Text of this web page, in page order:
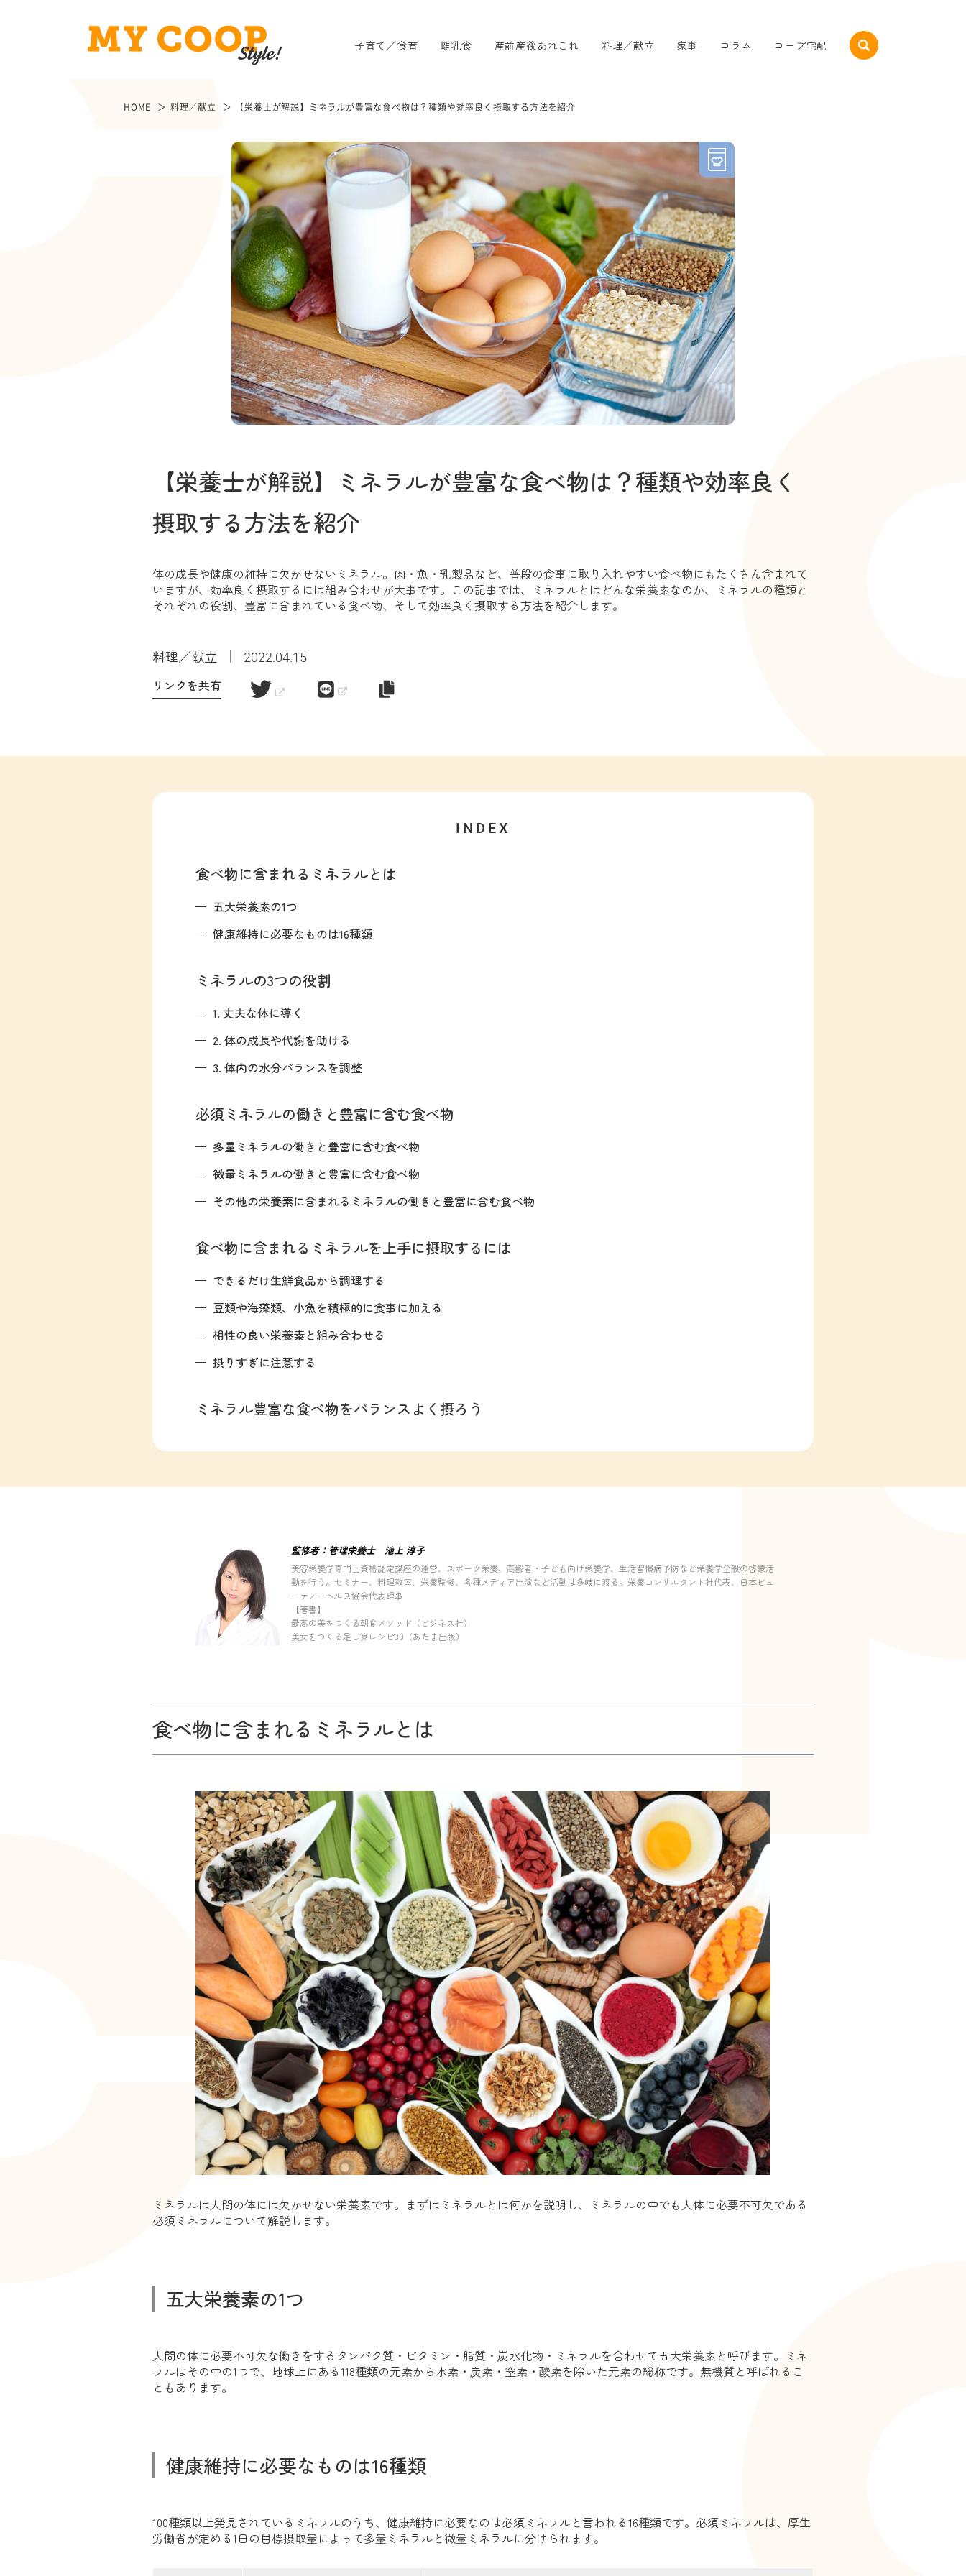
子育て／食育 離乳食 産前産後あれこれ 料理／献立 家事 コラム コープ宅配
HOME 料理／献立 【栄養士が解説】ミネラルが豊富な食べ物は？種類や効率良く摂取する方法を紹介
【栄養士が解説】ミネラルが豊富な食べ物は？種類や効率良く
摂取する方法を紹介
体の成長や健康の維持に欠かせないミネラル。肉・魚・乳製品など、普段の食事に取り入れやすい食べ物にもたくさん含まれて
いますが、効率良く摂取するには組み合わせが大事です。この記事では、ミネラルとはどんな栄養素なのか、ミネラルの種類と
それぞれの役割、豊富に含まれている食べ物、そして効率良く摂取する方法を紹介します。
料理／献立 2022.04.15
リンクを共有
INDEX
食べ物に含まれるミネラルとは
五大栄養素の1つ
健康維持に必要なものは16種類
ミネラルの3つの役割
1. 丈夫な体に導く
2. 体の成長や代謝を助ける
3. 体内の水分バランスを調整
必須ミネラルの働きと豊富に含む食べ物
多量ミネラルの働きと豊富に含む食べ物
微量ミネラルの働きと豊富に含む食べ物
その他の栄養素に含まれるミネラルの働きと豊富に含む食べ物
食べ物に含まれるミネラルを上手に摂取するには
できるだけ生鮮食品から調理する
豆類や海藻類、小魚を積極的に食事に加える
相性の良い栄養素と組み合わせる
摂りすぎに注意する
ミネラル豊富な食べ物をバランスよく摂ろう
監修者：管理栄養士 池上 淳子
美容栄養学専門士資格認定講座の運営、スポーツ栄養、高齢者・子ども向け栄養学、生活習慣病予防など栄養学全般の啓蒙活
動を行う。セミナー、料理教室、栄養監修、各種メディア出演など活動は多岐に渡る。栄養コンサルタント社代表、日本ビュ
ーティーヘルス協会代表理事
【著書】
最高の美をつくる朝食メソッド（ビジネス社）
美女をつくる足し算レシピ30（あたま出版）
食べ物に含まれるミネラルとは
ミネラルは人間の体には欠かせない栄養素です。まずはミネラルとは何かを説明し、ミネラルの中でも人体に必要不可欠である
必須ミネラルについて解説します。
五大栄養素の1つ
人間の体に必要不可欠な働きをするタンパク質・ビタミン・脂質・炭水化物・ミネラルを合わせて五大栄養素と呼びます。ミネ
ラルはその中の1つで、地球上にある118種類の元素から水素・炭素・窒素・酸素を除いた元素の総称です。無機質と呼ばれるこ
ともあります。
健康維持に必要なものは16種類
100種類以上発見されているミネラルのうち、健康維持に必要なのは必須ミネラルと言われる16種類です。必須ミネラルは、厚生
労働省が定める1日の目標摂取量によって多量ミネラルと微量ミネラルに分けられます。